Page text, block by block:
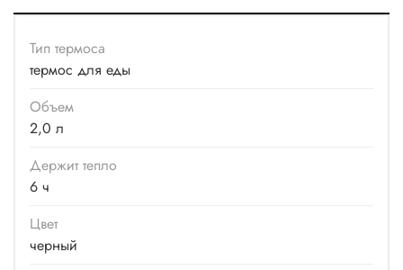
Тип термоса
термос для еды
Объем
2,0 л
Держит тепло
6 ч
Цвет
черный